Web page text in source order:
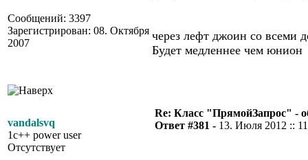
Сообщений: 3397
Зарегистрирован: 08. Октября
2007
через лефт джоин со всеми
Будет медленнее чем юнион
vandalsvq
1c++ power user
Отсутствует
Re: Класс "ПрямойЗапрос" -
Ответ #381 - 13. Июля 2012 ::